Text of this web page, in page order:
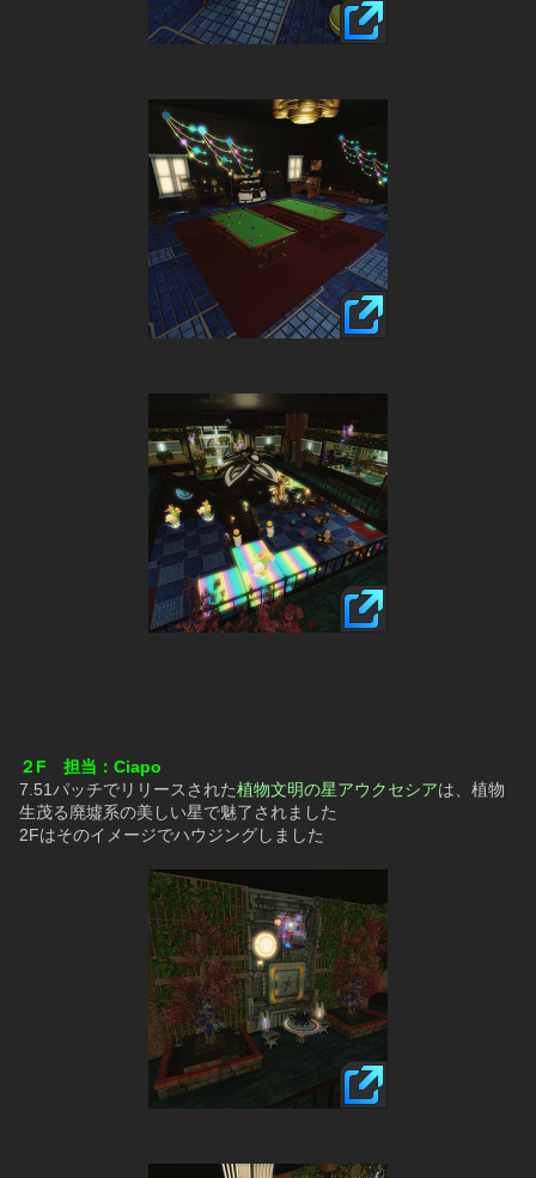
２F　担当：Ciapo
7.51パッチでリリースされた植物文明の星アウクセシアは、植物
生茂る廃墟系の美しい星で魅了されました
2Fはそのイメージでハウジングしました